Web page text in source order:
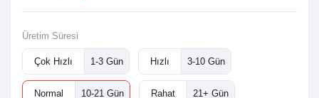
Üretim Süresi
Çok Hızlı 1-3 Gün Hızlı 3-10 Gün
Normal 10-21 Gün Rahat 21+ Gün